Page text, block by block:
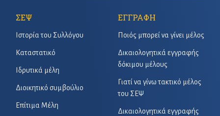
ΣΕΨ
Ιστορία του Συλλόγου
Καταστατικό
Ιδρυτικά μέλη
Διοικητικό συμβούλιο
Επίτιμα Μέλη
ΕΓΓΡΑΦΗ
Ποιός μπορεί να γίνει μέλος
Δικαιολογητικά εγγραφής
δόκιμου μέλους
Γιατί να γίνω τακτικό μέλος
του ΣΕΨ
Δικαιολογητικά εγγραφής